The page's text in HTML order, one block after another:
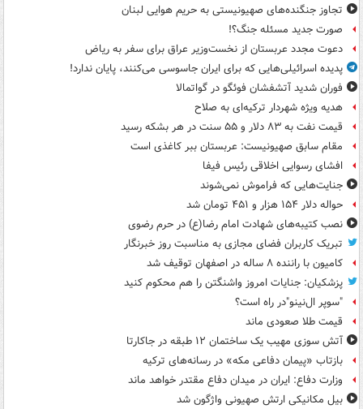
تجاوز جنگنده‌های صهیونیستی به حریم هوایی لبنان
صورت جدید مسئله جنگ؟!
دعوت مجدد عربستان از نخست‌وزیر عراق برای سفر به ریاض
پدیده اسرائیلی‌هایی که برای ایران جاسوسی می‌کنند، پایان ندارد!
فوران شدید آتشفشان فوئگو در گواتمالا
هدیه ویژه شهردار ترکیه‌ای به صلاح
قیمت نفت به ۸۳ دلار و ۵۵ سنت در هر بشکه رسید
مقام سابق صهیونیست: عربستان ببر کاغذی است
افشای رسوایی اخلاقی رئیس فیفا
جنایت‌هایی که فراموش نمی‌شوند
حواله دلار ۱۵۴ هزار و ۴۵۱ تومان شد
نصب کتیبه‌های شهادت امام رضا(ع) در حرم رضوی
تبریک کاربران فضای مجازی به مناسبت روز خبرنگار
کامیون با راننده ۸ ساله در اصفهان توقیف شد
پزشکیان: جنایات امروز واشنگتن را هم محکوم کنید
"سوپر ال‌نینو"در راه است؟
قیمت طلا صعودی ماند
آتش سوزی مهیب یک ساختمان ۱۲ طبقه در جاکارتا
بازتاب «پیمان دفاعی مکه» در رسانه‌های ترکیه
وزارت دفاع: ایران در میدان دفاع مقتدر خواهد ماند
بیل مکانیکی ارتش صهیونی واژگون شد